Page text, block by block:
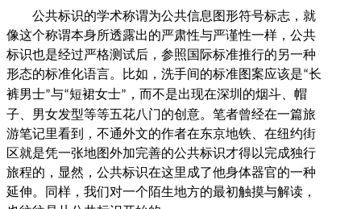
公共标识的学术称谓为公共信息图形符号标志，就
像这个称谓本身所透露出的严肃性与严谨性一样，公共
标识也是经过严格测试后，参照国际标准推行的另一种
形态的标准化语言。比如，洗手间的标准图案应该是“长
裤男士”与“短裙女士” ，而不是出现在深圳的烟斗、帽
子、男女发型等等五花八门的创意。笔者曾经在一篇旅
游笔记里看到，不通外文的作者在东京地铁、在纽约街
区就是凭一张地图外加完善的公共标识才得以完成独行
旅程的，显然，公共标识在这里成了他身体器官的一种
延伸。同样，我们对一个陌生地方的最初触摸与解读，